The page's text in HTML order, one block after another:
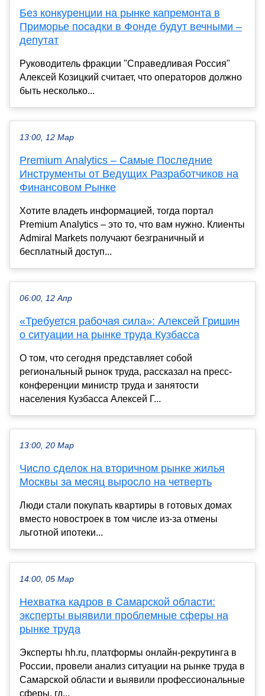
Без конкуренции на рынке капремонта в
Приморье посадки в Фонде будут вечными –
депутат
Руководитель фракции "Справедливая Россия"
Алексей Козицкий считает, что операторов должно
быть несколько...
13:00, 12 Мар
Premium Analytics – Самые Последние
Инструменты от Ведущих Разработчиков на
Финансовом Рынке
Хотите владеть информацией, тогда портал
Premium Analytics – это то, что вам нужно. Клиенты
Admiral Markets получают безграничный и
бесплатный доступ...
06:00, 12 Апр
«Требуется рабочая сила»: Алексей Гришин
о ситуации на рынке труда Кузбасса
О том, что сегодня представляет собой
региональный рынок труда, рассказал на пресс-
конференции министр труда и занятости
населения Кузбасса Алексей Г...
13:00, 20 Мар
Число сделок на вторичном рынке жилья
Москвы за месяц выросло на четверть
Люди стали покупать квартиры в готовых домах
вместо новостроек в том числе из-за отмены
льготной ипотеки...
14:00, 05 Мар
Нехватка кадров в Самарской области:
эксперты выявили проблемные сферы на
рынке труда
Эксперты hh.ru, платформы онлайн-рекрутинга в
России, провели анализ ситуации на рынке труда в
Самарской области и выявили профессиональные
сферы, гд...